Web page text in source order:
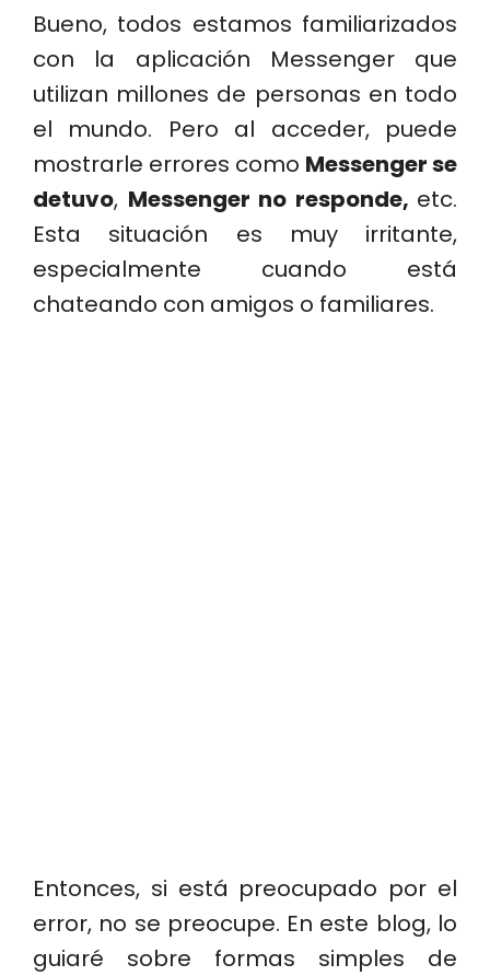
Bueno, todos estamos familiarizados
con la aplicación Messenger que
utilizan millones de personas en todo
el mundo. Pero al acceder, puede
mostrarle errores como Messenger se
detuvo, Messenger no responde, etc.
Esta situación es muy irritante,
especialmente cuando está
chateando con amigos o familiares.
Entonces, si está preocupado por el
error, no se preocupe. En este blog, lo
guiaré sobre formas simples de